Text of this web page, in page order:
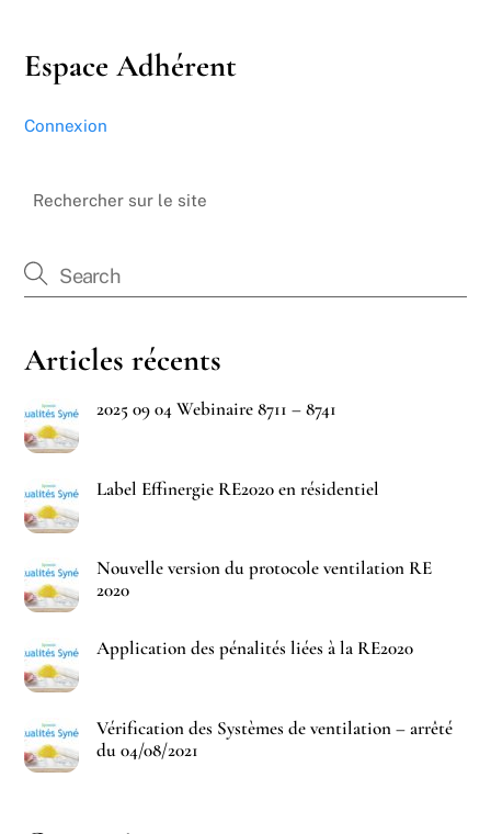
Espace Adhérent
Connexion
Rechercher sur le site
Articles récents
2025 09 04 Webinaire 8711 – 8741
Label Effinergie RE2020 en résidentiel
Nouvelle version du protocole ventilation RE
2020
Application des pénalités liées à la RE2020
Vérification des Systèmes de ventilation – arrêté
du 04/08/2021